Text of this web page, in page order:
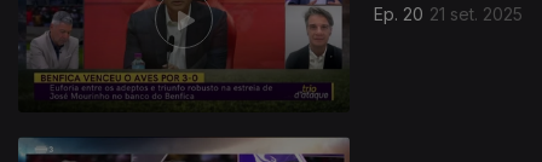
Ep. 20 21 set. 2025